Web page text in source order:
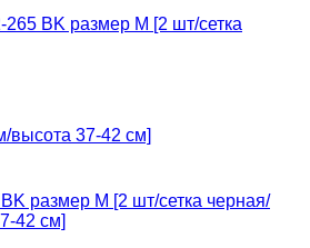
размер M [2 шт/сетка черная/
42 см]